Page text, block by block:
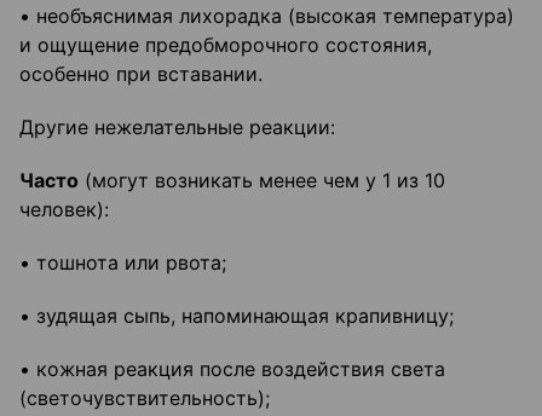
• необъяснимая лихорадка (высокая температура)
и ощущение предобморочного состояния,
особенно при вставании.
Другие нежелательные реакции:
Часто (могут возникать менее чем у 1 из 10
человек):
• тошнота или рвота;
• зудящая сыпь, напоминающая крапивницу;
• кожная реакция после воздействия света
(светочувствительность);